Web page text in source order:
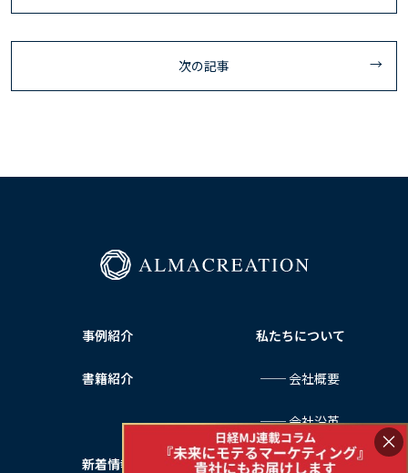
次の記事
×
事例紹介
書籍紹介
私たちについて
── 会社概要
── 会社沿革
新着情報 サービス利用規約